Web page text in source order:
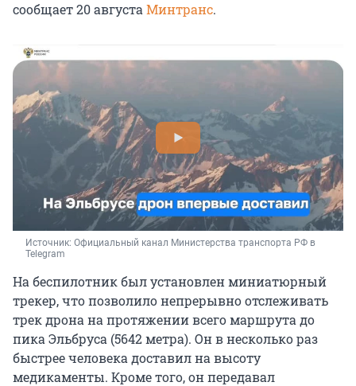
сообщает 20 августа Минтранс.
Источник: Официальный канал Министерства транспорта РФ в
Telegram
На беспилотник был установлен миниатюрный
трекер, что позволило непрерывно отслеживать
трек дрона на протяжении всего маршрута до
пика Эльбруса (5642 метра). Он в несколько раз
быстрее человека доставил на высоту
медикаменты. Кроме того, он передавал